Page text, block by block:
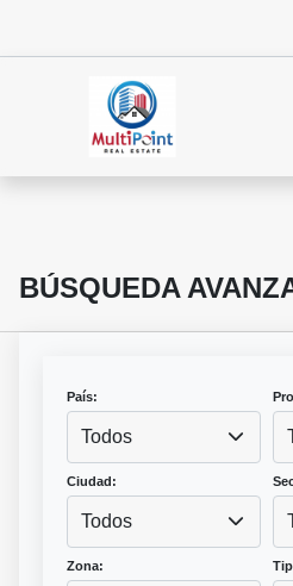
BÚSQUEDA
País:
Todos
Ciudad:
Todos
Zona: